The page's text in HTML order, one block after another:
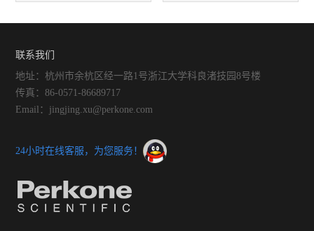
联系我们
地址：杭州市余杭区经一路1号浙江大学科良渚技园8号楼
传真：86-0571-86689717
Email：jingjing.xu@perkone.com
24小时在线客服，为您服务！